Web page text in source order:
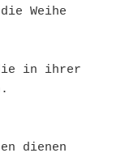
Weihe
in ihrer
dienen